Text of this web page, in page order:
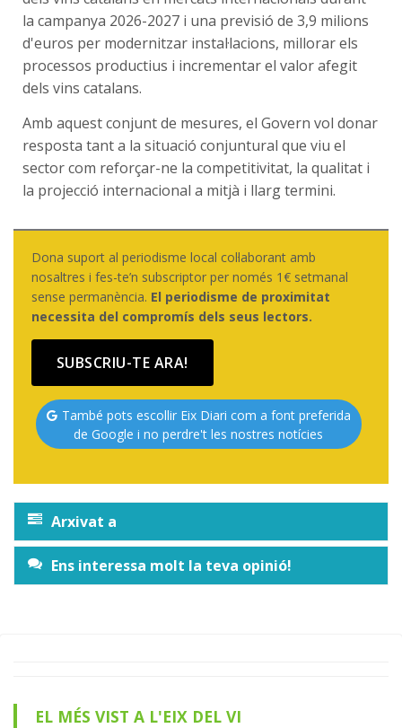
la campanya 2026-2027 i una previsió de 3,9 milions
d'euros per modernitzar instal·lacions, millorar els
processos productius i incrementar el valor afegit
dels vins catalans.
Amb aquest conjunt de mesures, el Govern vol donar
resposta tant a la situació conjuntural que viu el
sector com reforçar-ne la competitivitat, la qualitat i
la projecció internacional a mitjà i llarg termini.
Dona suport al periodisme local col·laborant amb
nosaltres i fes-te’n subscriptor per només 1€ setmanal
sense permanència. El periodisme de proximitat
necessita del compromís dels seus lectors.
SUBSCRIU-TE ARA!
També pots escollir Eix Diari com a font preferida
de Google i no perdre't les nostres notícies
Arxivat a
Ens interessa molt la teva opinió!
EL MÉS VIST A L'EIX DEL VI